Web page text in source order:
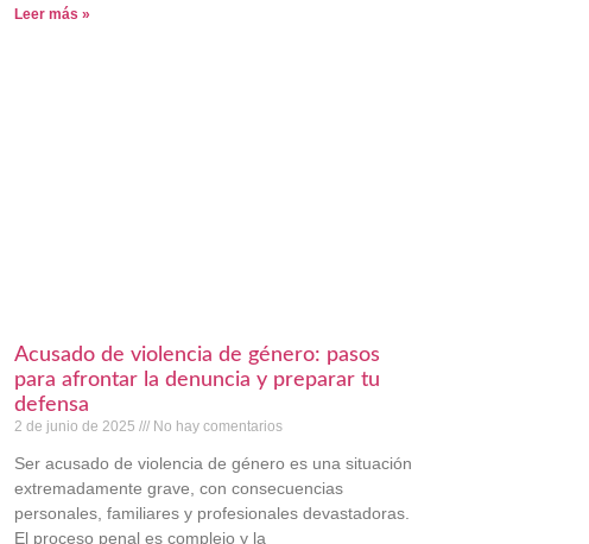
Leer más »
Acusado de violencia de género: pasos
para afrontar la denuncia y preparar tu
defensa
2 de junio de 2025 No hay comentarios
Ser acusado de violencia de género es una situación
extremadamente grave, con consecuencias
personales, familiares y profesionales devastadoras.
El proceso penal es complejo y la